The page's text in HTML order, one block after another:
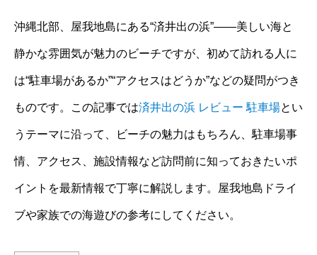
沖縄北部、屋我地島にある“済井出の浜”――美しい海と
静かな雰囲気が魅力のビーチですが、初めて訪れる人に
は“駐車場があるか”“アクセスはどうか”などの疑問がつき
ものです。この記事では済井出の浜 レビュー 駐車場とい
うテーマに沿って、ビーチの魅力はもちろん、駐車場事
情、アクセス、施設情報など訪問前に知っておきたいポ
イントを最新情報で丁寧に解説します。屋我地島ドライ
ブや家族での海遊びの参考にしてください。